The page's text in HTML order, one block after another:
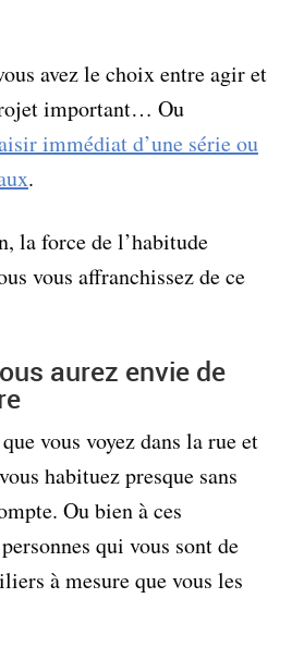
avez le choix entre agir et
important… Ou
immédiat d’une série ou
.
la force de l’habitude
vous affranchissez de ce
aurez envie de
vous voyez dans la rue et
habituez presque sans
Ou bien à ces
qui vous sont de
à mesure que vous les